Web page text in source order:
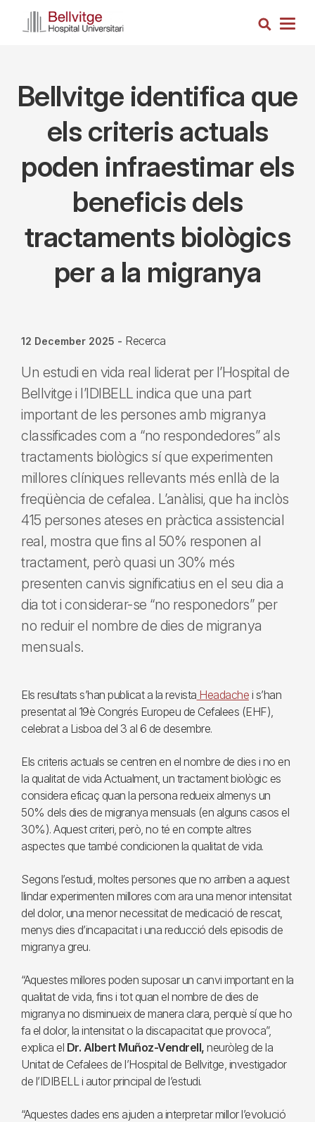
Search
Bellvitge identifica que
els criteris actuals
poden infraestimar els
beneficis dels
tractaments biològics
per a la migranya
12 December 2025 - Recerca
Un estudi en vida real liderat per l’Hospital de
Bellvitge i l’IDIBELL indica que una part
important de les persones amb migranya
classificades com a “no respondedores” als
tractaments biològics sí que experimenten
millores clíniques rellevants més enllà de la
freqüència de cefalea. L’anàlisi, que ha inclòs
415 persones ateses en pràctica assistencial
real, mostra que fins al 50% responen al
tractament, però quasi un 30% més
presenten canvis significatius en el seu dia a
dia tot i considerar-se “no responedors” per
no reduir el nombre de dies de migranya
mensuals.
Els resultats s’han publicat a la revista Headache i s’han
presentat al 19è Congrés Europeu de Cefalees (EHF),
celebrat a Lisboa del 3 al 6 de desembre.
Els criteris actuals se centren en el nombre de dies i no en
la qualitat de vida Actualment, un tractament biològic es
considera eficaç quan la persona redueix almenys un
50% dels dies de migranya mensuals (en alguns casos el
30%). Aquest criteri, però, no té en compte altres
aspectes que també condicionen la qualitat de vida.
Segons l’estudi, moltes persones que no arriben a aquest
llindar experimenten millores com ara una menor intensitat
del dolor, una menor necessitat de medicació de rescat,
menys dies d’incapacitat i una reducció dels episodis de
migranya greu.
“Aquestes millores poden suposar un canvi important en la
qualitat de vida, fins i tot quan el nombre de dies de
migranya no disminueix de manera clara, perquè sí que ho
fa el dolor, la intensitat o la discapacitat que provoca”,
explica el Dr. Albert Muñoz-Vendrell, neuròleg de la
Unitat de Cefalees de l’Hospital de Bellvitge, investigador
de l’IDIBELL i autor principal de l’estudi.
“Aquestes dades ens ajuden a interpretar millor l’evolució